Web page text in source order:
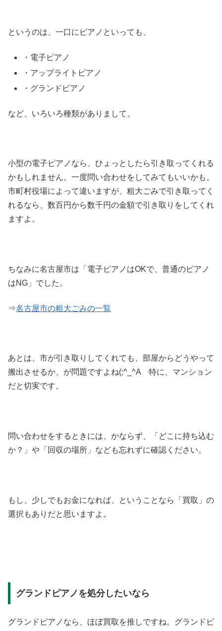
というのは、一口にピアノといっても、
・電子ピアノ
・アップライトピアノ
・グランドピアノ
など、いろいろ種類がありまして。
小型の電子ピアノなら、ひょっとしたら引き取ってくれる
かもしれません。一度問い合わせをしてみてもいいかも。
市町村役場によって違いますが、粗大ごみで引き取ってく
れるなら、数百円から数千円の金額で引き取りをしてくれ
ますよ。
ちなみに名古屋市は「電子ピアノはOKで、普通のピアノ
はNG」でした。
⇒名古屋市の粗大ごみの一覧
あとは、市が引き取りしてくれても、部屋からどうやって
搬出させるか、が問題ですよね(;^_^A 特に、マンション
だと切実です。
問い合わせをするときには、かならず、「どこに持ち込む
か？」や「回収の場所」なども忘れずに確認ください。
もし、少しでもお金になれば、ということなら「買取」の
選択もありだと思いますよ。
グランドピアノを処分したいなら
グランドピアノなら、ほぼ買取を推しですね。グランドピ